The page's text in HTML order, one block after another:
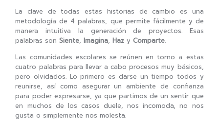
La clave de todas estas historias de cambio es una
metodología de 4 palabras, que permite fácilmente y de
manera intuitiva la generación de proyectos. Esas
palabras sonSiente,Imagina,Haz yComparte.
Las comunidades escolares se reúnen en torno a estas
cuatro palabras para llevar a cabo procesos muy básicos,
pero olvidados. Lo primero es darse un tiempo todos y
reunirse, así como asegurar un ambiente de confianza
para poder expresarse, ya que partimos de un sentir que
en muchos de los casos duele, nos incomoda, no nos
gusta o simplemente nos molesta.